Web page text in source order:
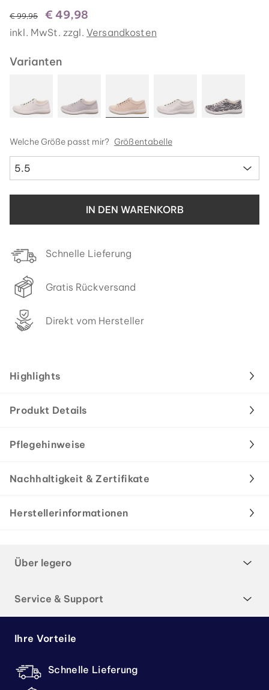
statt
€ 99,95 € 49,98
inkl. MwSt. zzgl. Versandkosten
Varianten
Welche Größe passt mir? Größentabelle
5.5
IN DEN WARENKORB
Schnelle Lieferung
Gratis Rückversand
Direkt vom Hersteller
Highlights
Produkt Details
Pflegehinweise
Nachhaltigkeit & Zertifikate
Herstellerinformationen
Über legero
Service & Support
Ihre Vorteile
Schnelle Lieferung